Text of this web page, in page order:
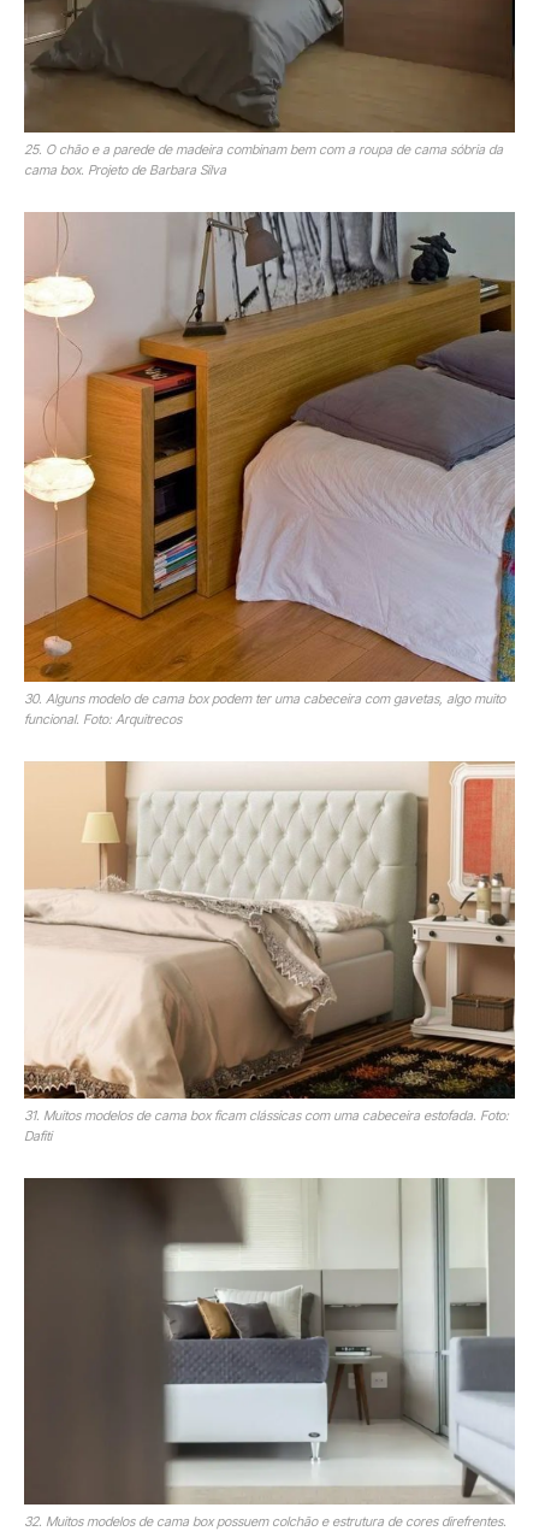
25. O chão e a parede de madeira combinam bem com a roupa de cama sóbria da
cama box. Projeto de Barbara Silva
30. Alguns modelo de cama box podem ter uma cabeceira com gavetas, algo muito
funcional. Foto: Arquitrecos
31. Muitos modelos de cama box ficam clássicas com uma cabeceira estofada. Foto:
Dafiti
32. Muitos modelos de cama box possuem colchão e estrutura de cores direfrentes.